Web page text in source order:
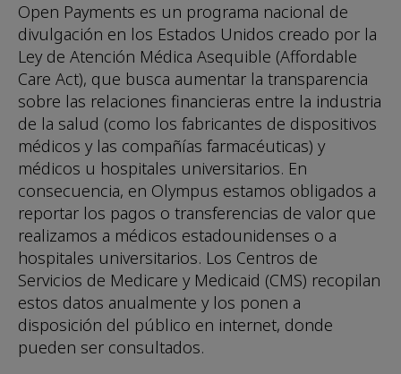
Open Payments es un programa nacional de
divulgación en los Estados Unidos creado por la
Ley de Atención Médica Asequible (Affordable
Care Act), que busca aumentar la transparencia
sobre las relaciones financieras entre la industria
de la salud (como los fabricantes de dispositivos
médicos y las compañías farmacéuticas) y
médicos u hospitales universitarios. En
consecuencia, en Olympus estamos obligados a
reportar los pagos o transferencias de valor que
realizamos a médicos estadounidenses o a
hospitales universitarios. Los Centros de
Servicios de Medicare y Medicaid (CMS) recopilan
estos datos anualmente y los ponen a
disposición del público en internet, donde
pueden ser consultados.